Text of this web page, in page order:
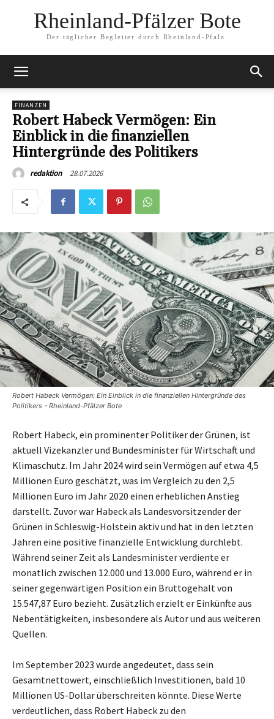
Rheinland-Pfälzer Bote
Der täglicher Begleiter durch Rheinland-Pfalz.
FINANZEN
Robert Habeck Vermögen: Ein
Einblick in die finanziellen
Hintergründe des Politikers
redaktion 28.07.2026
Robert Habeck Vermögen: Ein Einblick in die finanziellen Hintergründe des
Politikers - Rheinland-Pfälzer Bote
Robert Habeck, ein prominenter Politiker der Grünen, ist
aktuell Vizekanzler und Bundesminister für Wirtschaft und
Klimaschutz. Im Jahr 2024 wird sein Vermögen auf etwa 4,5
Millionen Euro geschätzt, was im Vergleich zu den 2,5
Millionen Euro im Jahr 2020 einen erheblichen Anstieg
darstellt. Zuvor war Habeck als Landesvorsitzender der
Grünen in Schleswig-Holstein aktiv und hat in den letzten
Jahren eine positive finanzielle Entwicklung durchlebt.
Während seiner Zeit als Landesminister verdiente er
monatlich zwischen 12.000 und 13.000 Euro, während er in
seiner gegenwärtigen Position ein Bruttogehalt von
15.547,87 Euro bezieht. Zusätzlich erzielt er Einkünfte aus
Nebentätigkeiten, insbesondere als Autor und aus weiteren
Quellen.
Im September 2023 wurde angedeutet, dass sein
Gesamtnettowert, einschließlich Investitionen, bald 10
Millionen US-Dollar überschreiten könnte. Diese Werte
verdeutlichen, dass Robert Habeck zu den